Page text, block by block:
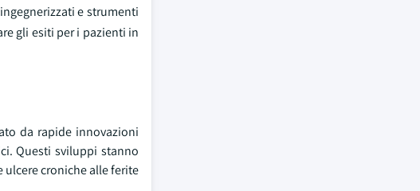
e strumenti
gli esiti per i pazienti in
da rapide innovazioni
Questi sviluppi stanno
croniche alle ferite